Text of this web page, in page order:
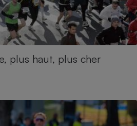
plus haut, plus cher